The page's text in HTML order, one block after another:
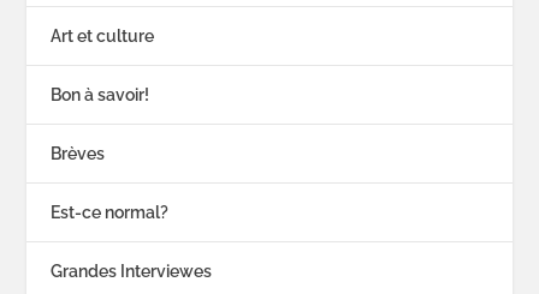
Art et culture
Bon à savoir!
Brèves
Est-ce normal?
Grandes Interviewes